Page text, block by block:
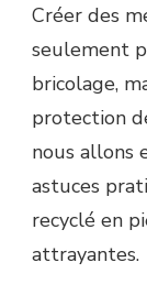
Créer des
seulement
bricolage,
protection
nous allons
astuces
recyclé en
attrayantes.